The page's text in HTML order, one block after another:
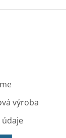
výroba
údaje